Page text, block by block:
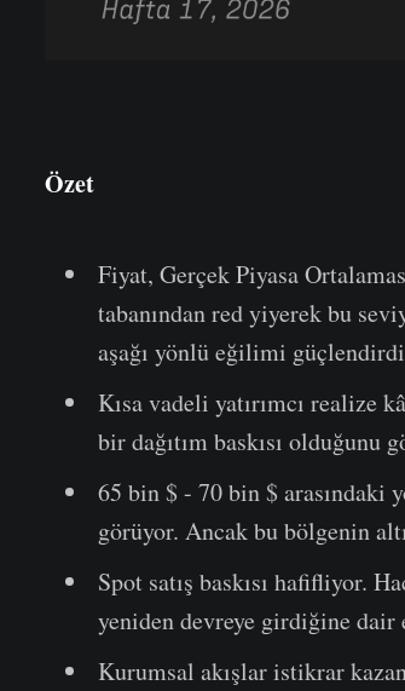
Özet
Fiyat, Gerçek Piyasa
tabanından red yiyerek bu
aşağı yönlü eğilimi
Kısa vadeli yatırımcı realize
bir dağıtım baskısı
65 bin $ - 70 bin $ arasındaki
görüyor. Ancak bu bölgenin
Spot satış baskısı hafifliyor.
yeniden devreye girdiğine dair
Kurumsal akışlar istikrar